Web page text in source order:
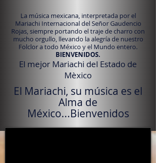
La música mexicana, interpretada por el
Mariachi Internacional del Señor Gaudencio
Rojas, siempre portando el traje de charro con
mucho orgullo, llevando la alegría de nuestro
Folclor a todo México y el Mundo entero.
BIENVENIDOS.
El mejor Mariachi del Estado de
Mèxico
El Mariachi, su música es el
Alma de
México...Bienvenidos